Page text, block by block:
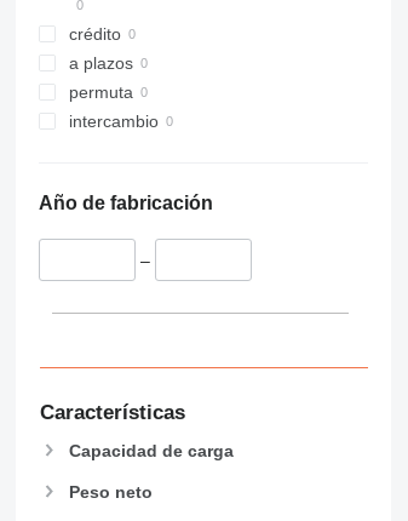
crédito
a plazos
permuta
intercambio
Año de fabricación
–
Características
Capacidad de carga
Peso neto